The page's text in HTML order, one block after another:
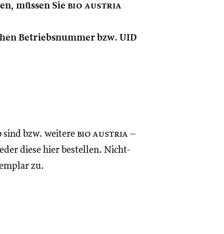
müssen Sie bio austria
Betriebsnummer bzw. UID
sind bzw. weitere bio austria –
diese hier bestellen. Nicht-
zu.